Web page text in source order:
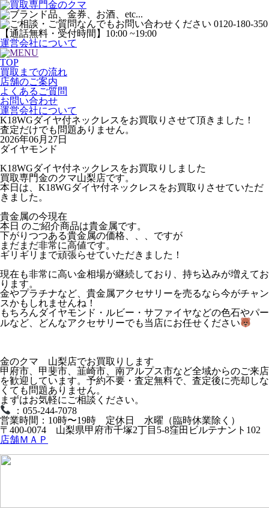
運営会社について
TOP
買取までの流れ
店舗のご案内
よくあるご質問
お問い合わせ
運営会社について
K18WGダイヤ付ネックレスをお買取りさせて頂きました！
査定だけでも問題ありません。
2026年06月27日
ダイヤモンド
K18WGダイヤ付ネックレスをお買取りしました
買取専門金のクマ山梨店です。
本日は、K18WGダイヤ付ネックレスをお買取りさせていただ
きました。
貴金属の今現在
本日 のご紹介商品は貴金属です。
下がりつつある貴金属の価格、、、ですが
まだまだ非常に高値です。
ギリギリまで頑張らせていただきました！
現在も非常に高い金相場が継続しており、持ち込みが増えてお
ります。
金やプラチナなど、貴金属アクセサリーを売るなら今がチャン
スかもしれませんね！
もちろんダイヤモンド・ルビー・サファイヤなどの色石やパー
ルなど、どんなアクセサリーでも当店にお任せください
金のクマ 山梨店でお買取りします
甲府市、甲斐市、韮崎市、南アルプス市など全域からのご来店
を歓迎しています。予約不要・査定無料で、査定後に売却しな
くても問題ありません。
まずはお気軽にご相談ください。
：055-244-7078
営業時間：10時〜19時 定休日 水曜（臨時休業除く）
〒400-0074 山梨県甲府市千塚2丁目5-8窪田ビルテナント102
店舗ＭＡＰ